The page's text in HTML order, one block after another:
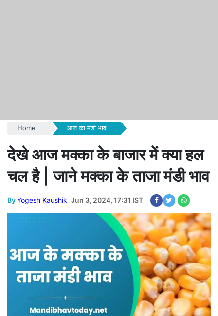
Home आज का मंडी भाव
देखे आज मक्का के बाजार में क्या हल
चल है | जाने मक्का के ताजा मंडी भाव
ByYogesh Kaushik Jun 3, 2024, 17:31 IST